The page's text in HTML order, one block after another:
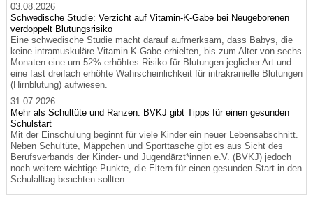
03.08.2026
Schwedische Studie: Verzicht auf Vitamin-K-Gabe bei Neugeborenen
verdoppelt Blutungsrisiko
Eine schwedische Studie macht darauf aufmerksam, dass Babys, die
keine intramuskuläre Vitamin-K-Gabe erhielten, bis zum Alter von sechs
Monaten eine um 52% erhöhtes Risiko für Blutungen jeglicher Art und
eine fast dreifach erhöhte Wahrscheinlichkeit für intrakranielle Blutungen
(Hirnblutung) aufwiesen.
31.07.2026
Mehr als Schultüte und Ranzen: BVKJ gibt Tipps für einen gesunden
Schulstart
Mit der Einschulung beginnt für viele Kinder ein neuer Lebensabschnitt.
Neben Schultüte, Mäppchen und Sporttasche gibt es aus Sicht des
Berufsverbands der Kinder- und Jugendärzt*innen e.V. (BVKJ) jedoch
noch weitere wichtige Punkte, die Eltern für einen gesunden Start in den
Schulalltag beachten sollten.